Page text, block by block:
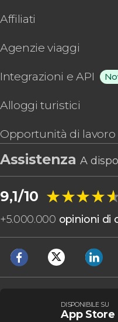
Affiliati
Agenzie viaggi
Integrazioni e API
Alloggi turistici
Opportunità di lavoro
AssistenzaA
9,1/10
+5.000.000 opinioni di
DISPONIBILE SU
App Store